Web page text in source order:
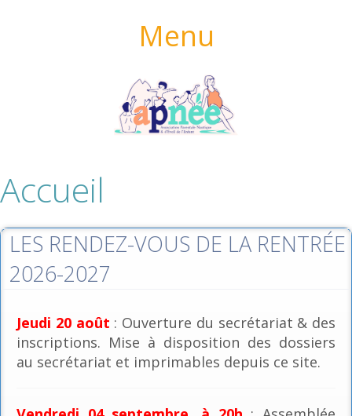
Menu
Accueil
LES RENDEZ-VOUS DE LA RENTRÉE
2026-2027
Jeudi 20 août : Ouverture du secrétariat & des
inscriptions. Mise à disposition des dossiers
au secrétariat et imprimables depuis ce site.